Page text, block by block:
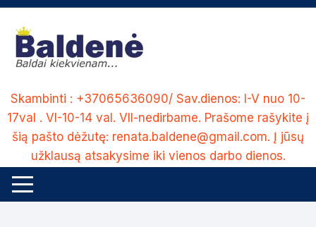
Skip
content
Skambinti : +37065636090/ Sav.dienos: I-V nuo 10-
17val . VI-10-14 val. VII-nedirbame. Prašome rašykite į
šią pašto dėžutę: renata.baldene@gmail.com. Į jūsų
užklausą atsakysime iki vienos darbo dienos.